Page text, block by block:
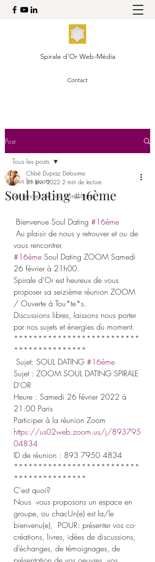
Spirale d'Or Web-Média
Contact
Post
Tous les posts
Les rendez de nos consultants
Tous les posts
Soul Dating #16ème
Chloé Dupraz Delourme
21 févr. 2022 2 min de lecture
Bienvenue Soul Dating #16ème
vous rencontrer.
#16ème Soul Dating ZOOM Samedi
26 février à 21h00.
Spirale d’Or est heureux de vous
proposer sa seizième réunion ZOOM
/ Ouverte à Tou*te*s.
Discussions libres, laissons nous porter
par nos sujets et énergies du moment.
**************************
***************
Sujet: SOUL DATING #16ème
Sujet : ZOOM SOUL DATING SPIRALE
D'OR
Heure : Samedi 26 février 2022 à
21:00 Paris
Participer à la réunion Zoom
https://us02web.zoom.us/j/893795
04834
ID de réunion : 893 7950 4834
**************************
***************
C'est quoi?
Nous  vous proposons un espace en
groupe, ou chacUn(e) est la/le
bienvenu(e),  POUR: présenter vos co-
créations, livres, idées de discussions,
d’échanges, de témoignages, de